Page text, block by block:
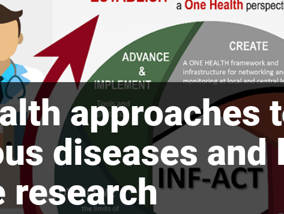
approaches
diseases and
research